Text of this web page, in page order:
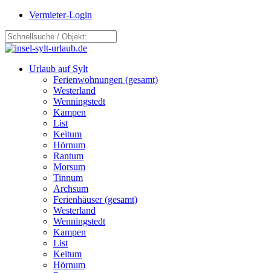
Vermieter-Login
Urlaub auf Sylt
Ferienwohnungen (gesamt)
Westerland
Wenningstedt
Kampen
List
Keitum
Hörnum
Rantum
Morsum
Tinnum
Archsum
Ferienhäuser (gesamt)
Westerland
Wenningstedt
Kampen
List
Keitum
Hörnum